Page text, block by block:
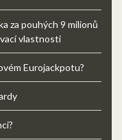
za pouhých 9 milionů
vlastnosti
Eurojackpotu?